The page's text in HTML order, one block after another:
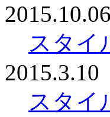
2015.10.06
スタイ
2015.3.10
スタイ